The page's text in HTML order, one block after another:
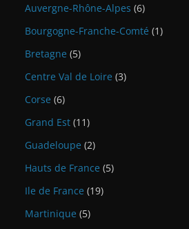
Auvergne-Rhône-Alpes (6)
Bourgogne-Franche-Comté (1)
Bretagne (5)
Centre Val de Loire (3)
Corse (6)
Grand Est (11)
Guadeloupe (2)
Hauts de France (5)
Ile de France (19)
Martinique (5)